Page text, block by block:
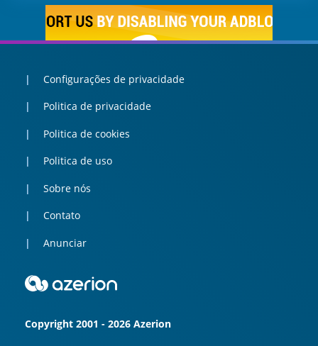
Configurações de privacidade
Politica de privacidade
Politica de cookies
Politica de uso
Sobre nós
Contato
Anunciar
Copyright 2001 - 2026 Azerion